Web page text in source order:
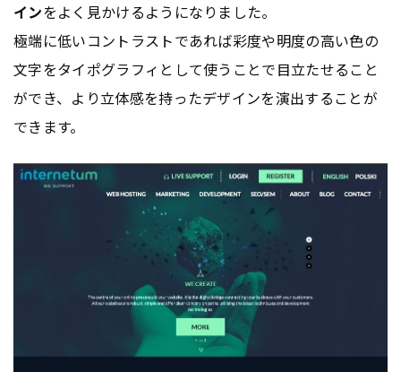
インをよく見かけるようになりました。
極端に低いコントラストであれば彩度や明度の高い色の
文字をタイポグラフィとして使うことで目立たせること
ができ、より立体感を持ったデザインを演出することが
できます。